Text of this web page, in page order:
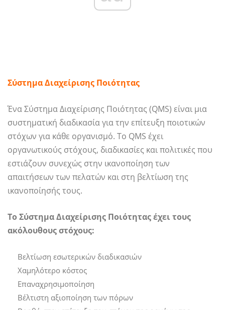
Σύστημα Διαχείρισης Ποιότητας
Ένα Σύστημα Διαχείρισης Ποιότητας (QMS) είναι μια
συστηματική διαδικασία για την επίτευξη ποιοτικών
στόχων για κάθε οργανισμό. Το QMS έχει
οργανωτικούς στόχους, διαδικασίες και πολιτικές που
εστιάζουν συνεχώς στην ικανοποίηση των
απαιτήσεων των πελατών και στη βελτίωση της
ικανοποίησής τους.
Το Σύστημα Διαχείρισης Ποιότητας έχει τους
ακόλουθους στόχους:
Βελτίωση εσωτερικών διαδικασιών
Χαμηλότερο κόστος
Επαναχρησιμοποίηση
Βέλτιστη αξιοποίηση των πόρων